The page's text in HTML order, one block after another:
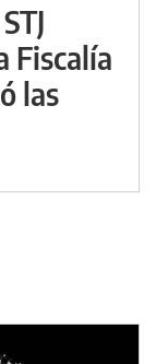
Fiscalía
las